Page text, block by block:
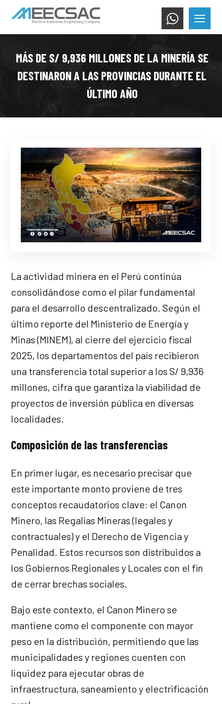
MÁS DE S/ 9,936 MILLONES DE LA MINERÍA SE
DESTINARON A LAS PROVINCIAS DURANTE EL
ÚLTIMO AÑO
La actividad minera en el Perú continúa
consolidándose como el pilar fundamental
para el desarrollo descentralizado. Según el
último reporte del Ministerio de Energía y
Minas (MINEM), al cierre del ejercicio fiscal
2025, los departamentos del país recibieron
una transferencia total superior a los S/ 9,936
millones, cifra que garantiza la viabilidad de
proyectos de inversión pública en diversas
localidades.
Composición de las transferencias
En primer lugar, es necesario precisar que
este importante monto proviene de tres
conceptos recaudatorios clave: el Canon
Minero, las Regalías Mineras (legales y
contractuales) y el Derecho de Vigencia y
Penalidad. Estos recursos son distribuidos a
los Gobiernos Regionales y Locales con el fin
de cerrar brechas sociales.
Bajo este contexto, el Canon Minero se
mantiene como el componente con mayor
peso en la distribución, permitiendo que las
municipalidades y regiones cuenten con
liquidez para ejecutar obras de
infraestructura, saneamiento y electrificación